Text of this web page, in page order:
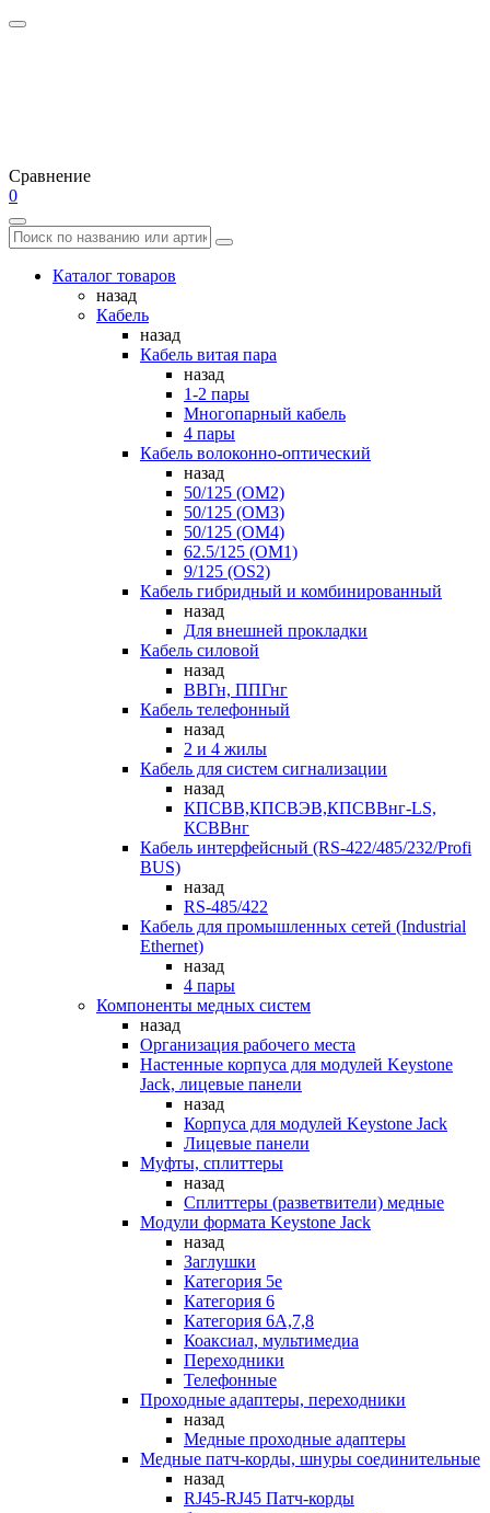
Сравнение
0
Каталог товаров
назад
Кабель
назад
Кабель витая пара
назад
1-2 пары
Многопарный кабель
4 пары
Кабель волоконно-оптический
назад
50/125 (OM2)
50/125 (OM3)
50/125 (OM4)
62.5/125 (OM1)
9/125 (OS2)
Кабель гибридный и комбинированный
назад
Для внешней прокладки
Кабель силовой
назад
ВВГн, ППГнг
Кабель телефонный
назад
2 и 4 жилы
Кабель для систем сигнализации
назад
КПСВВ,КПСВЭВ,КПСВВнг-LS,
КСВВнг
Кабель интерфейсный (RS-422/485/232/Profi
BUS)
назад
RS-485/422
Кабель для промышленных сетей (Industrial
Ethernet)
назад
4 пары
Компоненты медных систем
назад
Организация рабочего места
Настенные корпуса для модулей Keystone
Jack, лицевые панели
назад
Корпуса для модулей Keystone Jack
Лицевые панели
Муфты, сплиттеры
назад
Сплиттеры (разветвители) медные
Модули формата Keystone Jack
назад
Заглушки
Категория 5е
Категория 6
Категория 6А,7,8
Коаксиал, мультимедиа
Переходники
Телефонные
Проходные адаптеры, переходники
назад
Медные проходные адаптеры
Медные патч-корды, шнуры соединительные
назад
RJ45-RJ45 Патч-корды